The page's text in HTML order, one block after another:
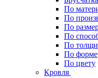
По
По
По
По
По
По форме
По цвету
Кровля